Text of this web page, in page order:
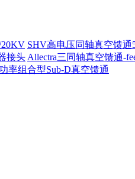
SHV高电压同轴真空馈
Allectra三同轴真空馈通-
率组合型Sub-D真空馈通